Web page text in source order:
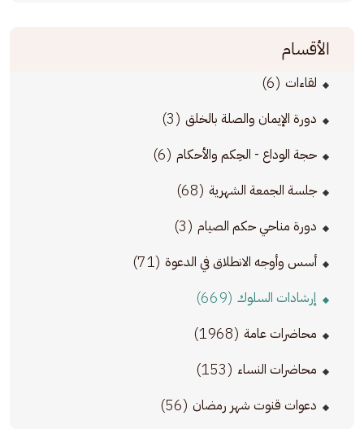
الأقسام
لقاءات (6)
دورة الإيمان والصلة بالخلق (3)
حجة الوداع - الحِكم والأحكام (6)
جلسة الجمعة الشهرية (68)
دورة مناحي حكم الصيام (3)
أسس وأوجه الانطلاق في الدعوة (71)
إرشادات السلوك (669)
محاضرات عامة (1968)
محاضرات النساء (153)
دعوات قنوت شهر رمضان (56)